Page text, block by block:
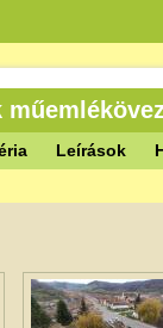
Leírások